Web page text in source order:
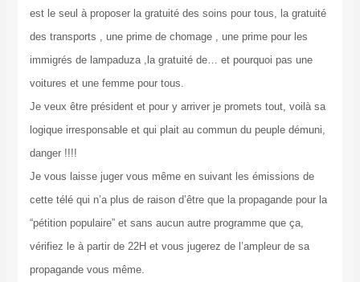
est le seul à proposer la gratuité des soins pour tous, la gratuité
des transports , une prime de chomage , une prime pour les
immigrés de lampaduza ,la gratuité de… et pourquoi pas une
voitures et une femme pour tous.
Je veux être président et pour y arriver je promets tout, voilà sa
logique irresponsable et qui plait au commun du peuple démuni,
danger !!!!
Je vous laisse juger vous même en suivant les émissions de
cette télé qui n’a plus de raison d’être que la propagande pour la
“pétition populaire” et sans aucun autre programme que ça,
vérifiez le à partir de 22H et vous jugerez de l’ampleur de sa
propagande vous même.